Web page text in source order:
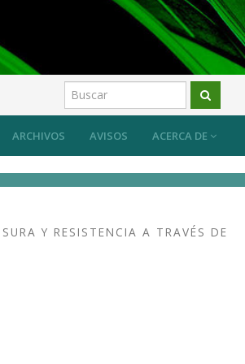
ARCHIVOS AVISOS ACERCA DE
Y RESISTENCIA A TRAVÉS DE